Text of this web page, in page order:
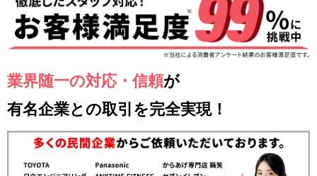
業界随一の対応・信頼が
有名企業との取引を完全実現！